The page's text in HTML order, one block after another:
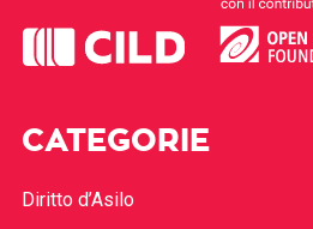
CATEGORIE
Diritto d’Asilo